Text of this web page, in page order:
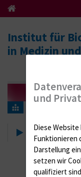
Institut für
in Medizin
leerzeile
und
Diese
Funktionieren
Darstellung
setzen wir
qualifiziert